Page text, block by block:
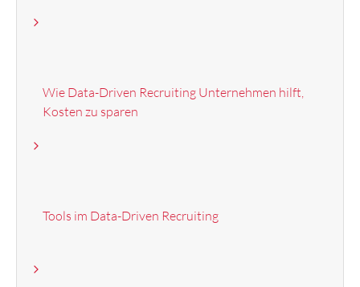
Wie Data-Driven Recruiting Unternehmen hilft,
Kosten zu sparen
Tools im Data-Driven Recruiting